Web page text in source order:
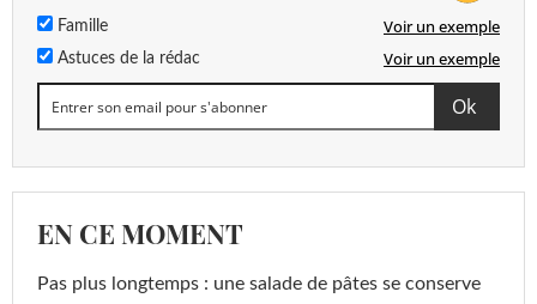
Famille Voir un exemple
Astuces de la rédac Voir un exemple
EN CE MOMENT
Pas plus longtemps : une salade de pâtes se conserve